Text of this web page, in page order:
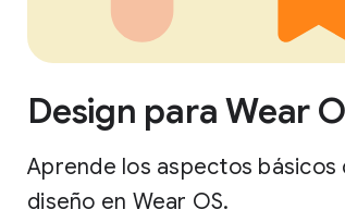
Design para Wear
Aprende los aspectos básicos
diseño en Wear OS.